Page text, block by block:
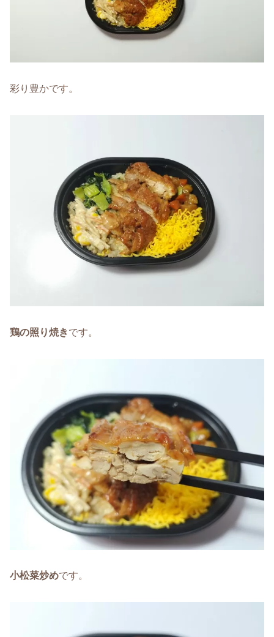
彩り豊かです。
鶏の照り焼きです。
小松菜炒めです。